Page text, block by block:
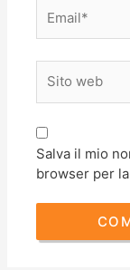
web
Salva il mio
browser per